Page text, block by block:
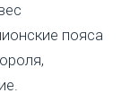
пояса